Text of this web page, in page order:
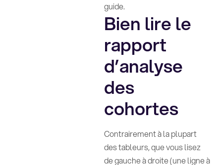
guide.
Bien lire le
rapport
d’analyse
des
cohortes
Contrairement à la plupart
des tableurs, que vous lisez
de gauche à droite (une ligne à